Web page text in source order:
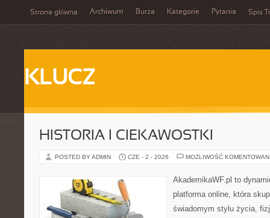
Strona główna Archiwum Burza Kategorie Pytania Spis
KLUCZ
HISTORIA I CIEKAWOSTKI
POSTED BY ADMIN CZE - 2 - 2026 MOŻLIWOŚĆ
AkademikaWF.pl to
platforma online, która
świadomym stylu życia,